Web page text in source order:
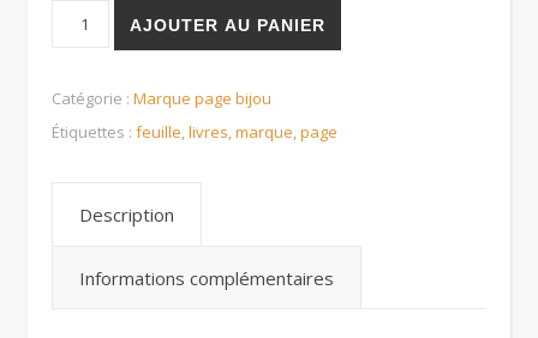
quantité de Les marques- pages bijou de livre
AJOUTER AU PANIER
Catégorie : Marque page bijou
Étiquettes : feuille,livres,marque,page
Description
Informations complémentaires